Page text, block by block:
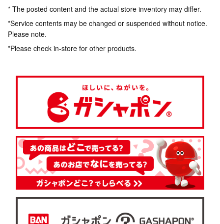
* The posted content and the actual store inventory may differ.
*Service contents may be changed or suspended without notice.
Please note.
*Please check in-store for other products.